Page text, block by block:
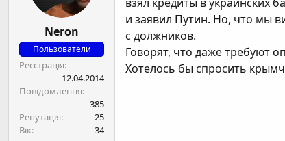
р
е
н
н
Neron
Пользователи
Реєстрація
12.04.2014
Повідомлення
385
Репутація
25
Вік
34
и заявил Путин. Но, что мы
с должников.
Говорят, что даже требуют
Хотелось бы спросить